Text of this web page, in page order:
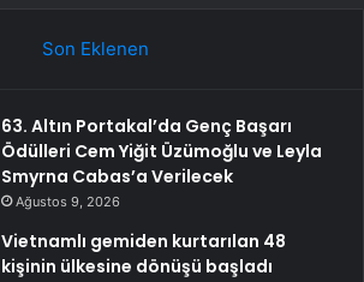
Son Eklenen
63. Altın Portakal’da Genç Başarı
Ödülleri Cem Yiğit Üzümoğlu ve Leyla
Smyrna Cabas’a Verilecek
Ağustos 9, 2026
Vietnamlı gemiden kurtarılan 48
kişinin ülkesine dönüşü başladı